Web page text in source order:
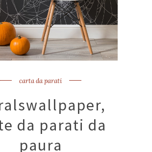
carta da parati
da parati da
paura